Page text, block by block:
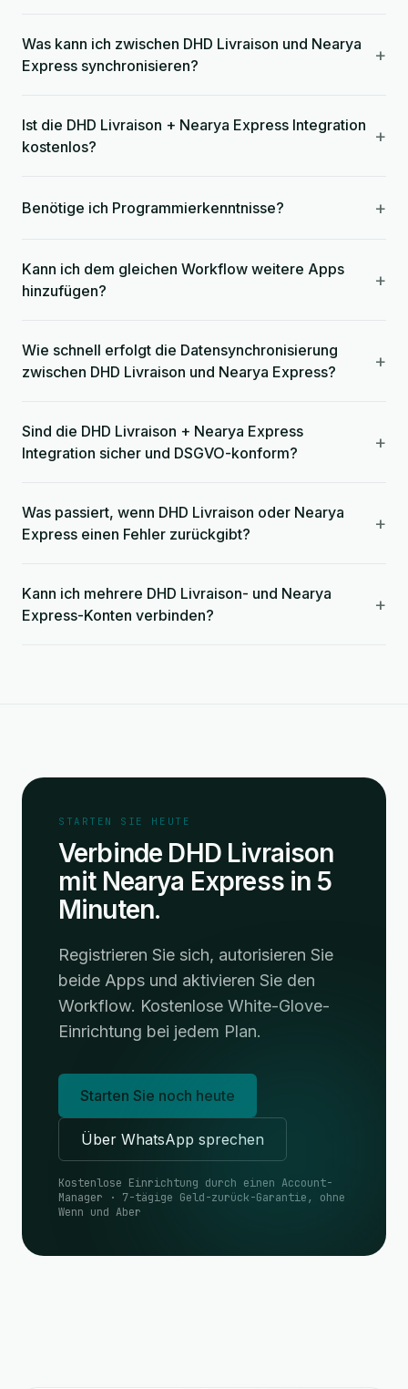
Was kann ich zwischen DHD Livraison und Nearya
Express synchronisieren?
+
Ist die DHD Livraison + Nearya Express Integration
kostenlos?
+
Benötige ich Programmierkenntnisse? +
Kann ich dem gleichen Workflow weitere Apps
hinzufügen?
+
Wie schnell erfolgt die Datensynchronisierung
zwischen DHD Livraison und Nearya Express?
+
Sind die DHD Livraison + Nearya Express
Integration sicher und DSGVO-konform?
+
Was passiert, wenn DHD Livraison oder Nearya
Express einen Fehler zurückgibt?
+
Kann ich mehrere DHD Livraison- und Nearya
Express-Konten verbinden?
+
STARTEN SIE HEUTE
Verbinde DHD Livraison
mit Nearya Express in 5
Minuten.
Registrieren Sie sich, autorisieren Sie
beide Apps und aktivieren Sie den
Workflow. Kostenlose White-Glove-
Einrichtung bei jedem Plan.
Starten Sie noch heute
Über WhatsApp sprechen
Kostenlose Einrichtung durch einen Account-
Manager · 7-tägige Geld-zurück-Garantie, ohne
Wenn und Aber